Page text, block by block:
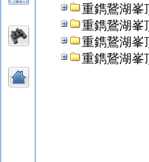
重鐫鵞湖峯
重鐫鵞湖峯
重鐫鵞湖峯
重鐫鵞湖峯